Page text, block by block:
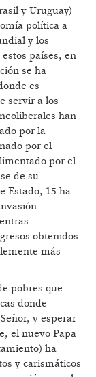
y Uruguay)
política a
y los
países, en
se ha
es
servir a los
han
por la
por el
por el
de su
Estado, 15 ha
obtenidos
más
pobres que
donde
y esperar
el nuevo Papa
ha
y carismáticos